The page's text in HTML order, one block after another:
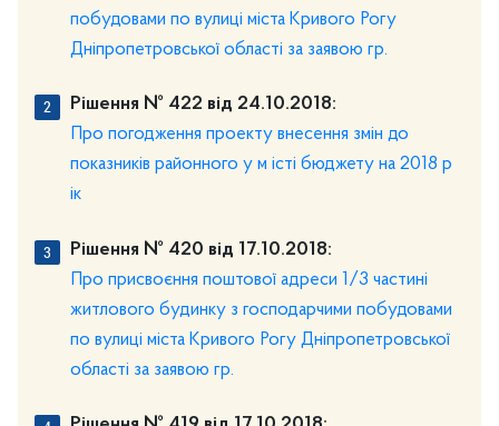
побудовами по вулиці міста Кривого Рогу
Дніпропетровської області за заявою гр.
Рішення № 422 від 24.10.2018:
Про погодження проекту внесення змін до
показників районного у м істі бюджету на 2018 р
ік
Рішення № 420 від 17.10.2018:
Пpo присвоєння поштової адреси 1/3 частині
житлового будинку з господарчими побудовами
по вулиці міста Кривого Рогу Дніпропетровської
області за заявою гр.